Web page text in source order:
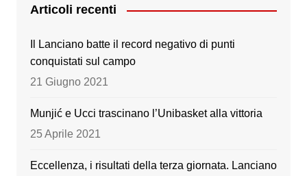
e
b
o
o
er gr
a
m
T
Articoli recenti
Il Lanciano batte il record negativo di punti
conquistati sul campo
21 Giugno 2021
Munjić e Ucci trascinano l’Unibasket alla vittoria
25 Aprile 2021
Eccellenza, i risultati della terza giornata. Lanciano